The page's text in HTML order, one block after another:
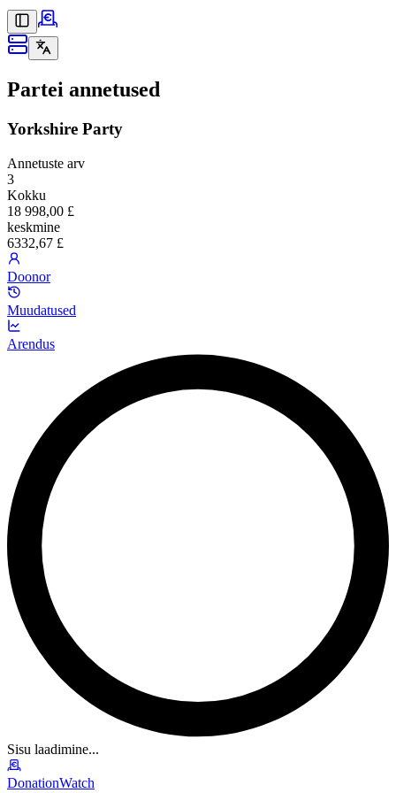
Partei annetused
Yorkshire Party
Annetuste arv
3
Kokku
18 998,00 £
keskmine
6332,67 £
Doonor
Muudatused
Arendus
Sisu laadimine...
DonationWatch